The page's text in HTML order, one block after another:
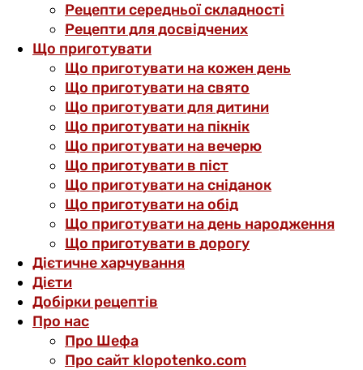
Рецепти середньої складності
Рецепти для досвідчених
Що приготувати
Що приготувати на кожен день
Що приготувати на свято
Що приготувати для дитини
Що приготувати на пікнік
Що приготувати на вечерю
Що приготувати в піст
Що приготувати на сніданок
Що приготувати на обід
Що приготувати на день народження
Що приготувати в дорогу
Дієтичне харчування
Дієти
Добірки рецептів
Про нас
Про Шефа
Про сайт klopotenko.com